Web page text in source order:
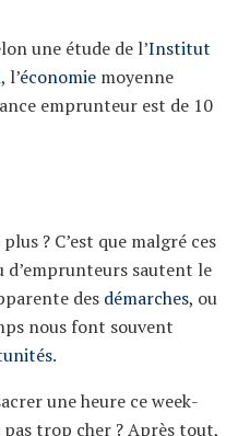
une étude de l’Institut
, l’économie moyenne
emprunteur est de 10
? C’est que malgré ces
d’emprunteurs sautent le
des démarches, ou
nous font souvent
.
une heure ce week-
pas trop cher ? Après tout,